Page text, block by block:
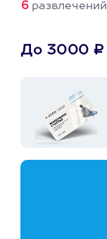
6 развлечений
До 3000 ₽